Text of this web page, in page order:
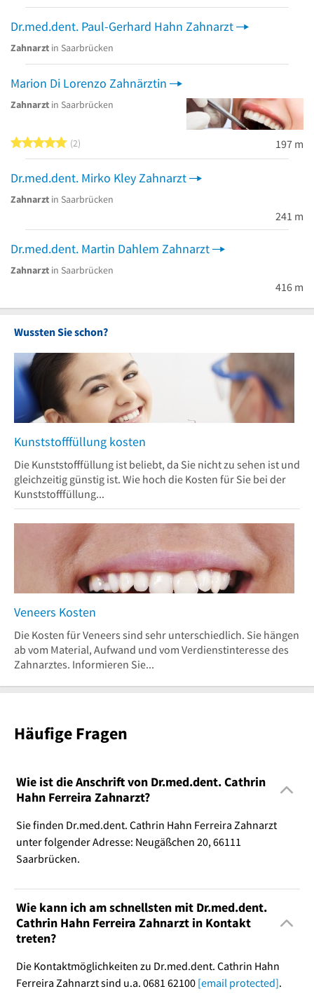
Dr.med.dent. Paul-Gerhard Hahn Zahnarzt
Zahnarzt in Saarbrücken
Marion Di Lorenzo Zahnärztin
Zahnarzt in Saarbrücken
5 von 5 Sternen
2 197 m
Dr.med.dent. Mirko Kley Zahnarzt
Zahnarzt in Saarbrücken
241 m
Dr.med.dent. Martin Dahlem Zahnarzt
Zahnarzt in Saarbrücken
416 m
Wussten Sie schon?
Kunststofffüllung kosten
Die Kunststofffüllung ist beliebt, da Sie nicht zu sehen ist und
gleichzeitig günstig ist. Wie hoch die Kosten für Sie bei der
Kunststofffüllung...
Veneers Kosten
Die Kosten für Veneers sind sehr unterschiedlich. Sie hängen
ab vom Material, Aufwand und vom Verdienstinteresse des
Zahnarztes. Informieren Sie...
Häufige Fragen
Wie ist die Anschrift von Dr.med.dent. Cathrin
Hahn Ferreira Zahnarzt?
Sie finden Dr.med.dent. Cathrin Hahn Ferreira Zahnarzt
unter folgender Adresse: Neugäßchen 20, 66111
Saarbrücken.
Wie kann ich am schnellsten mit Dr.med.dent.
Cathrin Hahn Ferreira Zahnarzt in Kontakt
treten?
Die Kontaktmöglichkeiten zu Dr.med.dent. Cathrin Hahn
Ferreira Zahnarzt sind u.a. 0681 62100 [email protected].